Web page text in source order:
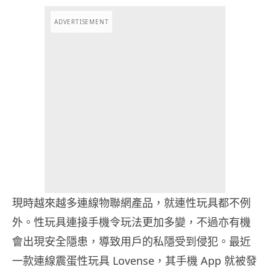
ADVERTISEMENT
現時越來越多連線物聯網產品，就連性玩具都不例
外。性玩具連接手機令玩法更加多變，不過亦有機
會出現安全隱患，導致用戶的私隱受到侵犯。最近
一款連線震蛋性玩具 Lovense，其手機 App 就被發